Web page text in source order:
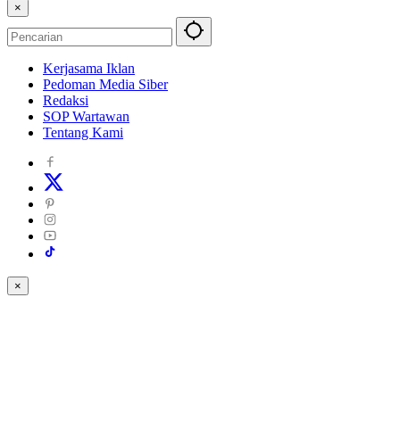
×
Kerjasama Iklan
Pedoman Media Siber
Redaksi
SOP Wartawan
Tentang Kami
×